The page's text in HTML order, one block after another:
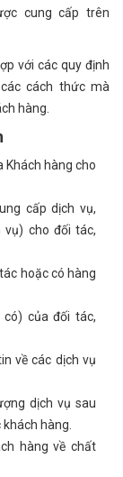
cung cấp trên
với các quy định
cách thức mà
hàng.
Khách hàng cho
cấp dịch vụ,
vụ) cho đối tác,
hoặc có hàng
của đối tác,
về các dịch vụ
dịch vụ sau
khách hàng.
hàng về chất